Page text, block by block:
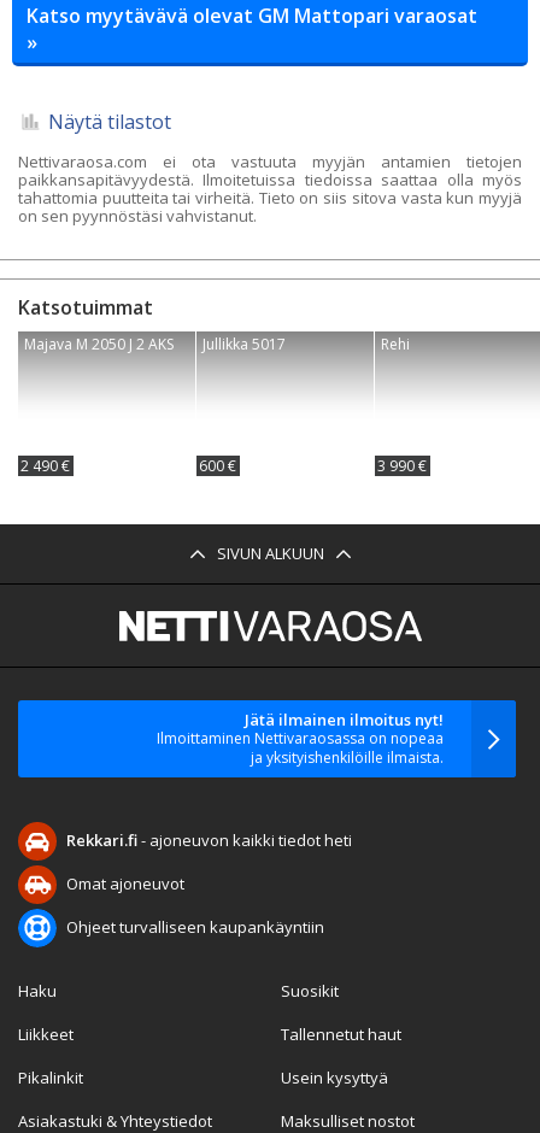
Katso myytävävä olevat GM Mattopari varaosat
»
Näytä tilastot
Nettivaraosa.com ei ota vastuuta myyjän antamien tietojen
paikkansapitävyydestä. Ilmoitetuissa tiedoissa saattaa olla myös
tahattomia puutteita tai virheitä. Tieto on siis sitova vasta kun myyjä
on sen pyynnöstäsi vahvistanut.
Katsotuimmat
Majava M 2050 J 2 AKS
2 490 €
Jullikka 5017
600 €
Rehi
3 990 €
SIVUN ALKUUN
Jätä ilmainen ilmoitus nyt!
Ilmoittaminen Nettivaraosassa on nopeaa
ja yksityishenkilöille ilmaista.
Rekkari.fi- ajoneuvon kaikki tiedot heti
Omat ajoneuvot
Ohjeet turvalliseen kaupankäyntiin
Haku
Liikkeet
Pikalinkit
Asiakastuki & Yhteystiedot
Suosikit
Tallennetut haut
Usein kysyttyä
Maksulliset nostot